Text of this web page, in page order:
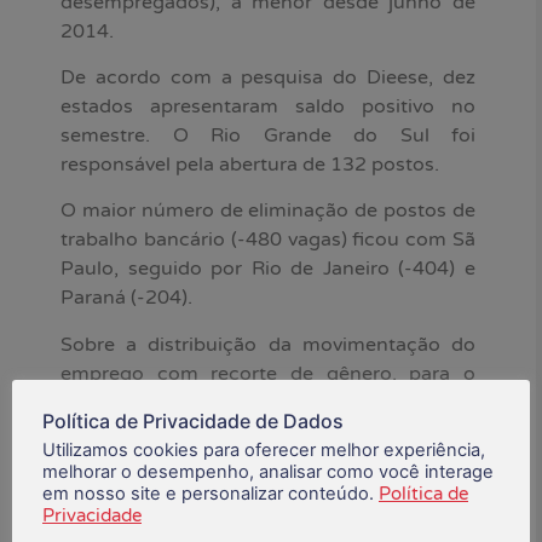
2014.
De acordo com a pesquisa do Dieese, dez
estados apresentaram saldo positivo no
semestre. O Rio Grande do Sul foi
responsável pela abertura de 132 postos.
O maior número de eliminação de postos de
trabalho bancário (-480 vagas) ficou com Sã
Paulo, seguido por Rio de Janeiro (-404) e
Paraná (-204).
Sobre a distribuição da movimentação do
emprego com recorte de gênero, para o
exclusivamente entre as mulheres, com
10.498 desligamentos.
*Fonte: Contraf-CUT
Política de Privacidade de Dados
Utilizamos cookies para oferecer melhor experiência,
melhorar o desempenho, analisar como você interage
em nosso site e personalizar conteúdo. Política de
Privacidade